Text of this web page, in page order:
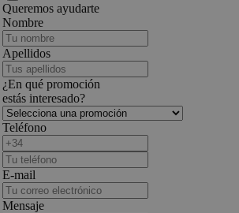
Queremos ayudarte
Nombre
Apellidos
¿En qué promoción
estás interesado?
Teléfono
E-mail
Mensaje